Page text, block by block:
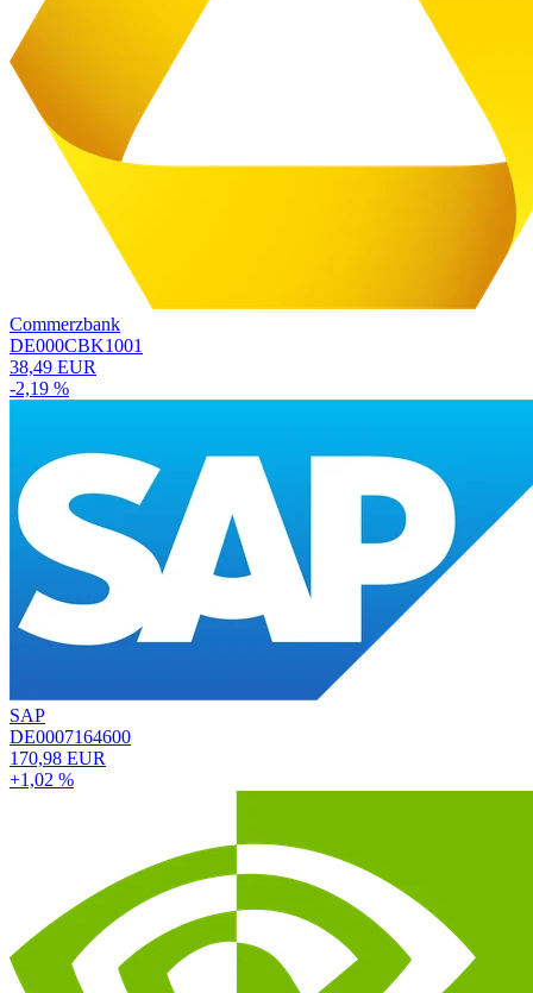
Commerzbank
DE000CBK1001
38,49 EUR
-2,19 %
SAP
DE0007164600
170,98 EUR
+1,02 %